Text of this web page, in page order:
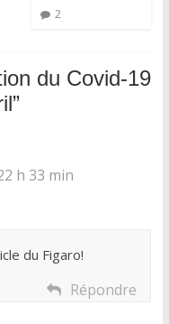
2
du Covid-19
”
h 33 min
du Figaro!
Répondre